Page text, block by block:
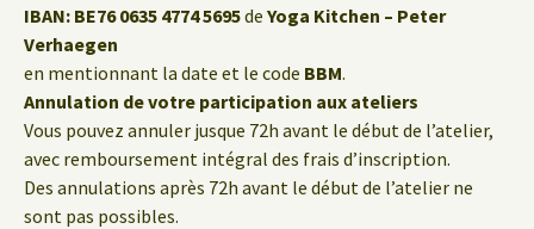
IBAN: BE76 0635 4774 5695de Yoga Kitchen – Peter
Verhaegen
en mentionnant la date et le code BBM.
Annulation de votre participation aux ateliers
Vous pouvez annuler jusque 72h avant le début de l’atelier,
avec remboursement intégral des frais d’inscription.
Des annulations après 72h avant le début de l’atelier ne
sont pas possibles.